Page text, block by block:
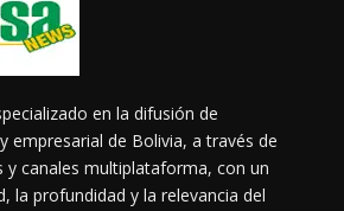
en la difusión de
empresarial de Bolivia, a través de
y canales multiplataforma, con un
la profundidad y la relevancia del